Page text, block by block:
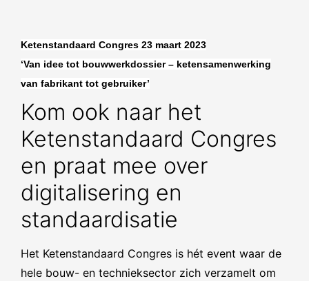
Ketenstandaard Congres 23 maart 2023
‘Van idee tot bouwwerkdossier – ketensamenwerking
van fabrikant tot gebruiker’
Kom ook naar het
Ketenstandaard Congres
en praat mee over
digitalisering en
standaardisatie
Het Ketenstandaard Congres is hét event waar de
hele bouw- en technieksector zich verzamelt om